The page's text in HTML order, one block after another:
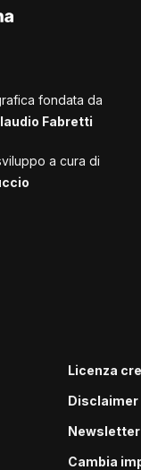
fondata da
Fabretti
a cura di
Licenza
Disclaimer
Newsletter
Cambia